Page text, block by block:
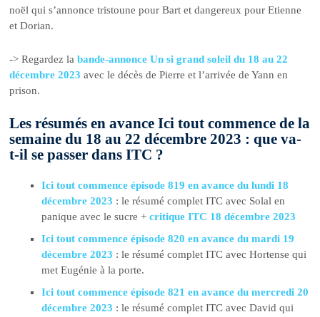
noël qui s’annonce tristoune pour Bart et dangereux pour Etienne
et Dorian.
-> Regardez labande-annonce Un si grand soleil du 18 au 22
décembre 2023 avec le décès de Pierre et l’arrivée de Yann en
prison.
Les résumés en avance Ici tout commence de la
semaine du 18 au 22 décembre 2023 : que va-
t-il se passer dans ITC ?
Ici tout commence épisode 819 en avance du lundi 18
décembre 2023 : le résumé complet ITC avec Solal en
panique avec le sucre +critique ITC 18 décembre 2023
Ici tout commence épisode 820 en avance du mardi 19
décembre 2023 : le résumé complet ITC avec Hortense qui
met Eugénie à la porte.
Ici tout commence épisode 821 en avance du mercredi 20
décembre 2023 : le résumé complet ITC avec David qui